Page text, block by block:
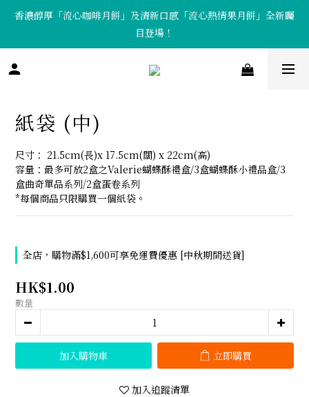
「Tote Bag X  月餅套裝」限量發售中！
香濃醇厚「流心咖啡月餅」及清新口感「流心熱情果月餅」全新矚
目登場！
「Tote Bag X  月餅套裝」限量發售中！
紙袋 (中)
尺寸： 21.5cm(長)x 17.5cm(闊) x 22cm(高)
容量：最多可放2盒之Valerie蝴蝶酥禮盒/3盒蝴蝶酥小禮品盒/3
盒曲奇單品系列/2盒蛋卷系列
*每個商品只限購買一個紙袋。
全店，購物滿$1,600可享免運費優惠 [中秋期間送貨]
HK$1.00
數量
加入購物車 立即購買
加入追蹤清單